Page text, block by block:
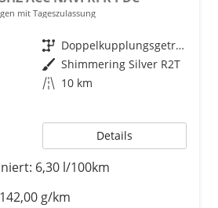
mit Tageszulassung
Getriebe
Doppelkupplungsgetriebe (DSG)
Außenfarbe Shimmering Silver R2T
Kilometerstand 10 km
Details
6,30 l/100km
142,00 g/km